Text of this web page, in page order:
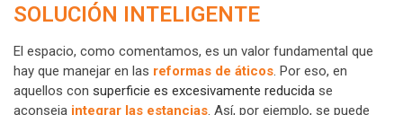
SOLUCIÓN INTELIGENTE
El espacio, como comentamos, es un valor fundamental que
hay que manejar en las reformas de áticos. Por eso, en
aquellos con superficie es excesivamente reducida se
aconseja integrar las estancias. Así, por ejemplo, se puede